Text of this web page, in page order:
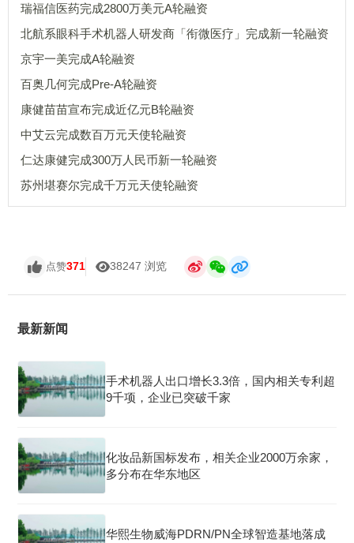
瑞福信医药完成2800万美元A轮融资
北航系眼科手术机器人研发商「衔微医疗」完成新一轮融资
京宇一美完成A轮融资
百奥几何完成Pre-A轮融资
康健苗苗宣布完成近亿元B轮融资
中艾云完成数百万元天使轮融资
仁达康健完成300万人民币新一轮融资
苏州堪赛尔完成千万元天使轮融资
点赞371 38247 浏览
最新新闻
手术机器人出口增长3.3倍，国内相关专利超
9千项，企业已突破千家
化妆品新国标发布，相关企业2000万余家，
多分布在华东地区
华熙生物威海PDRN/PN全球智造基地落成